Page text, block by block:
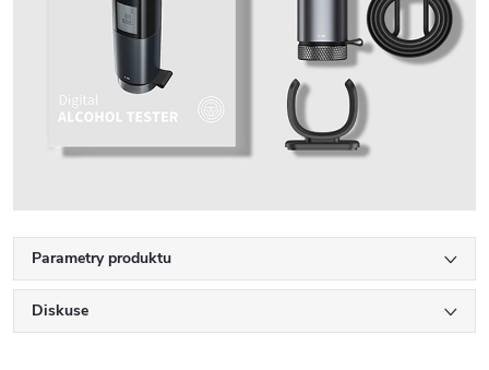
Parametry produktu
Diskuse